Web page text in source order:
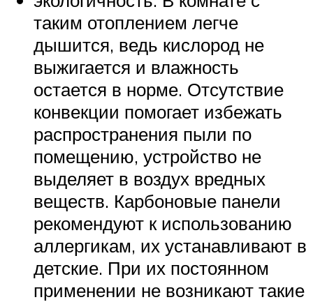
таким отоплением легче
дышится, ведь кислород не
выжигается и влажность
остается в норме. Отсутствие
конвекции помогает избежать
распространения пыли по
помещению, устройство не
выделяет в воздух вредных
веществ. Карбоновые панели
рекомендуют к использованию
аллергикам, их устанавливают в
детские. При их постоянном
применении не возникают такие